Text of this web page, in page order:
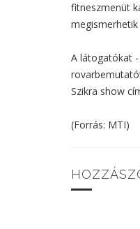
fitneszmenüt
A látogatókat
Szikra show
(Forrás: MTI)